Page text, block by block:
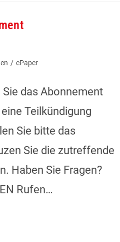
/ ePaper
das Abonnement
Teilkündigung
Sie bitte das
Sie die zutreffende
Haben Sie Fragen?
Rufen…